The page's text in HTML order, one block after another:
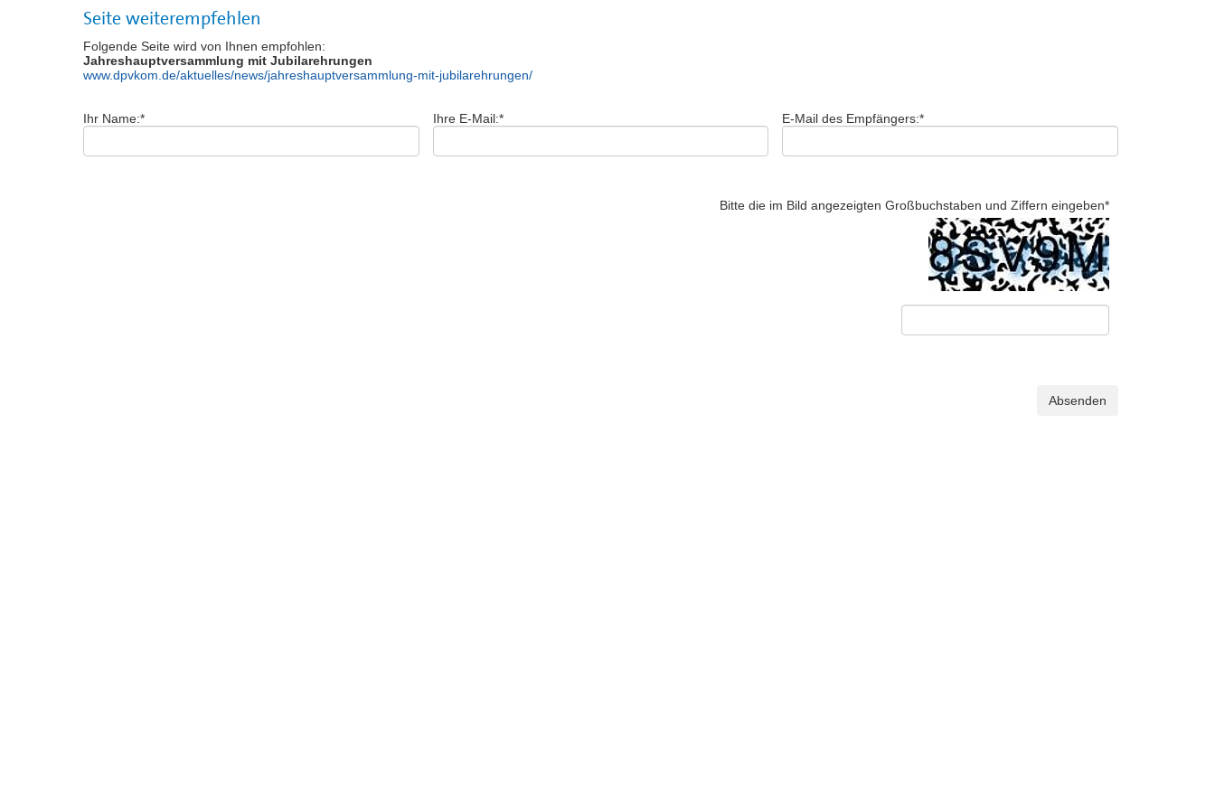
Seite weiterempfehlen
Folgende Seite wird von Ihnen empfohlen:
Jahreshauptversammlung mit Jubilarehrungen
www.dpvkom.de/aktuelles/news/jahreshauptversammlung-mit-jubilarehrungen/
Ihr Name:* Ihre E-Mail:* E-Mail des Empfängers:*
Bitte die im Bild angezeigten Großbuchstaben und Ziffern eingeben*
Absenden